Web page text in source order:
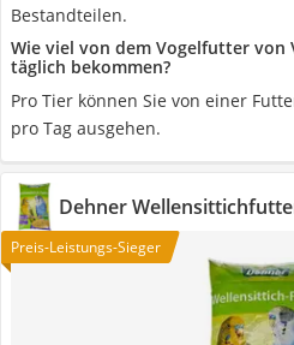
Bestandteilen.
Wie viel von dem Vogelfutter von
täglich bekommen?
Pro Tier können Sie von einer
pro Tag ausgehen.
Dehner
Preis-Leistungs-Sieger